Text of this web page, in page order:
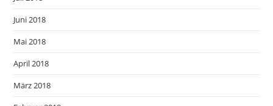
Juni 2018
Mai 2018
April 2018
März 2018